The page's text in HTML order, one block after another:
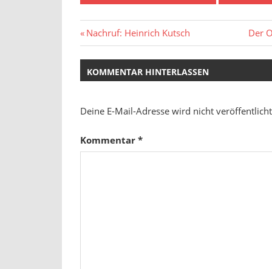
Beitragsnavigation
Vorheriger
Beitrag:
Nachruf: Heinrich Kutsch Der
KOMMENTAR HINTERLASSEN
Deine E-Mail-Adresse wird nicht
Kommentar *